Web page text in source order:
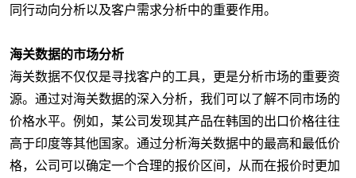
同行动向分析以及客户需求分析中的重要作用。
海关数据的市场分析
海关数据不仅仅是寻找客户的工具，更是分析市场的重要资
源。通过对海关数据的深入分析，我们可以了解不同市场的
价格水平。例如，某公司发现其产品在韩国的出口价格往往
高于印度等其他国家。通过分析海关数据中的最高和最低价
格，公司可以确定一个合理的报价区间，从而在报价时更加